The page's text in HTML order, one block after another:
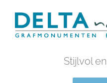
inhoud
Stijlvol